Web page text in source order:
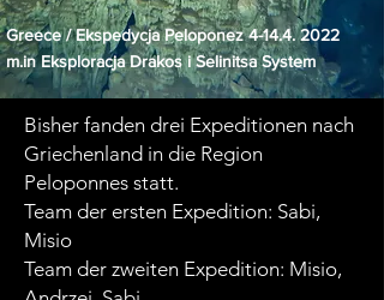
Greece / Ekspedycja Peloponez4-14.4. 2022
m.in Eksploracja Drakos i Selinitsa System
Bisher fanden drei Expeditionen nach
Griechenland in die Region
Peloponnes statt.
Team der ersten Expedition: Sabi,
Misio
Team der zweiten Expedition: Misio,